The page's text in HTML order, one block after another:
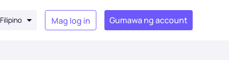
Filipino Mag log in Gumawa ng account